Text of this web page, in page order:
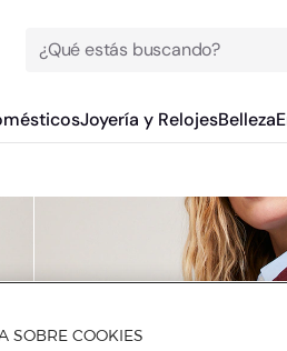
¿Qué estás buscando?
Joyería y RelojesBelleza
SOBRE COOKIES